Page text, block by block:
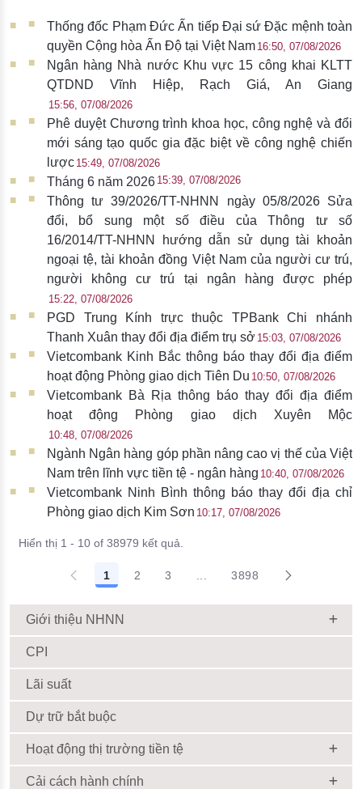
Thống đốc Phạm Đức Ấn tiếp Đại sứ Đặc mệnh toàn
quyền Cộng hòa Ấn Độ tại Việt Nam 16:50, 07/08/2026
Ngân hàng Nhà nước Khu vực 15 công khai KLTT
QTDND Vĩnh Hiệp, Rạch Giá, An Giang
15:56, 07/08/2026
Phê duyệt Chương trình khoa học, công nghệ và đổi
mới sáng tạo quốc gia đặc biệt về công nghệ chiến
lược 15:49, 07/08/2026
Tháng 6 năm 2026 15:39, 07/08/2026
Thông tư 39/2026/TT-NHNN ngày 05/8/2026 Sửa
đổi, bổ sung một số điều của Thông tư số
16/2014/TT-NHNN hướng dẫn sử dụng tài khoản
ngoại tệ, tài khoản đồng Việt Nam của người cư trú,
người không cư trú tại ngân hàng được phép
15:22, 07/08/2026
PGD Trung Kính trực thuộc TPBank Chi nhánh
Thanh Xuân thay đổi địa điểm trụ sở 15:03, 07/08/2026
Vietcombank Kinh Bắc thông báo thay đổi địa điểm
hoạt động Phòng giao dịch Tiên Du 10:50, 07/08/2026
Vietcombank Bà Rịa thông báo thay đổi địa điểm
hoạt động Phòng giao dịch Xuyên Mộc
10:48, 07/08/2026
Ngành Ngân hàng góp phần nâng cao vị thế của Việt
Nam trên lĩnh vực tiền tệ - ngân hàng 10:40, 07/08/2026
Vietcombank Ninh Bình thông báo thay đổi địa chỉ
Phòng giao dịch Kim Sơn 10:17, 07/08/2026
Hiển thị 1 - 10 of 38979 kết quả.
1 2 3 3898
Giới thiệu NHNN
CPI
Lãi suất
Dự trữ bắt buộc
Hoạt động thị trường tiền tệ
Cải cách hành chính